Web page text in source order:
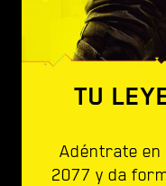
TU
Adéntrate en
2077 y da